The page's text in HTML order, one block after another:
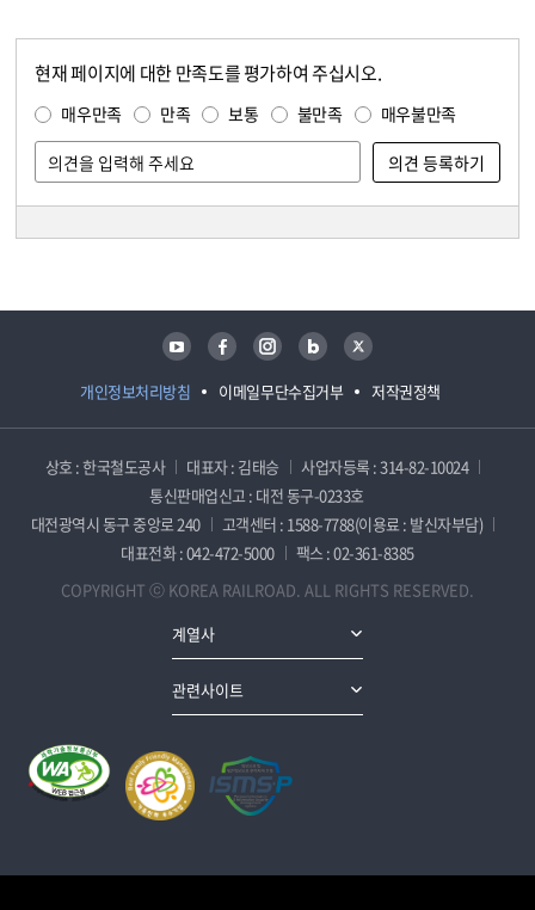
현재 페이지에 대한 만족도를 평가하여 주십시오.
매우만족 만족 보통 불만족 매우불만족
개인정보처리방침 이메일무단수집거부 저작권정책
유튜브 페이스북 인스타그램 블로그 트위터
상호 : 한국철도공사 대표자 : 김태승
사업자등록 : 314-82-10024
통신판매업신고 : 대전 동구-0233호
대전광역시 동구 중앙로 240
고객센터 : 1588-7788(이용료 : 발신자부담)
대표전화 : 042-472-5000
팩스 : 02-361-8385
COPYRIGHT ⓒ KOREA RAILROAD. ALL RIGHTS RESERVED.
계열사
관련사이트